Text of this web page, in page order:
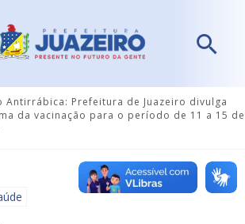
Antirrábica: Prefeitura de Juazeiro divulga
da vacinação para o período de 11 a 15 de